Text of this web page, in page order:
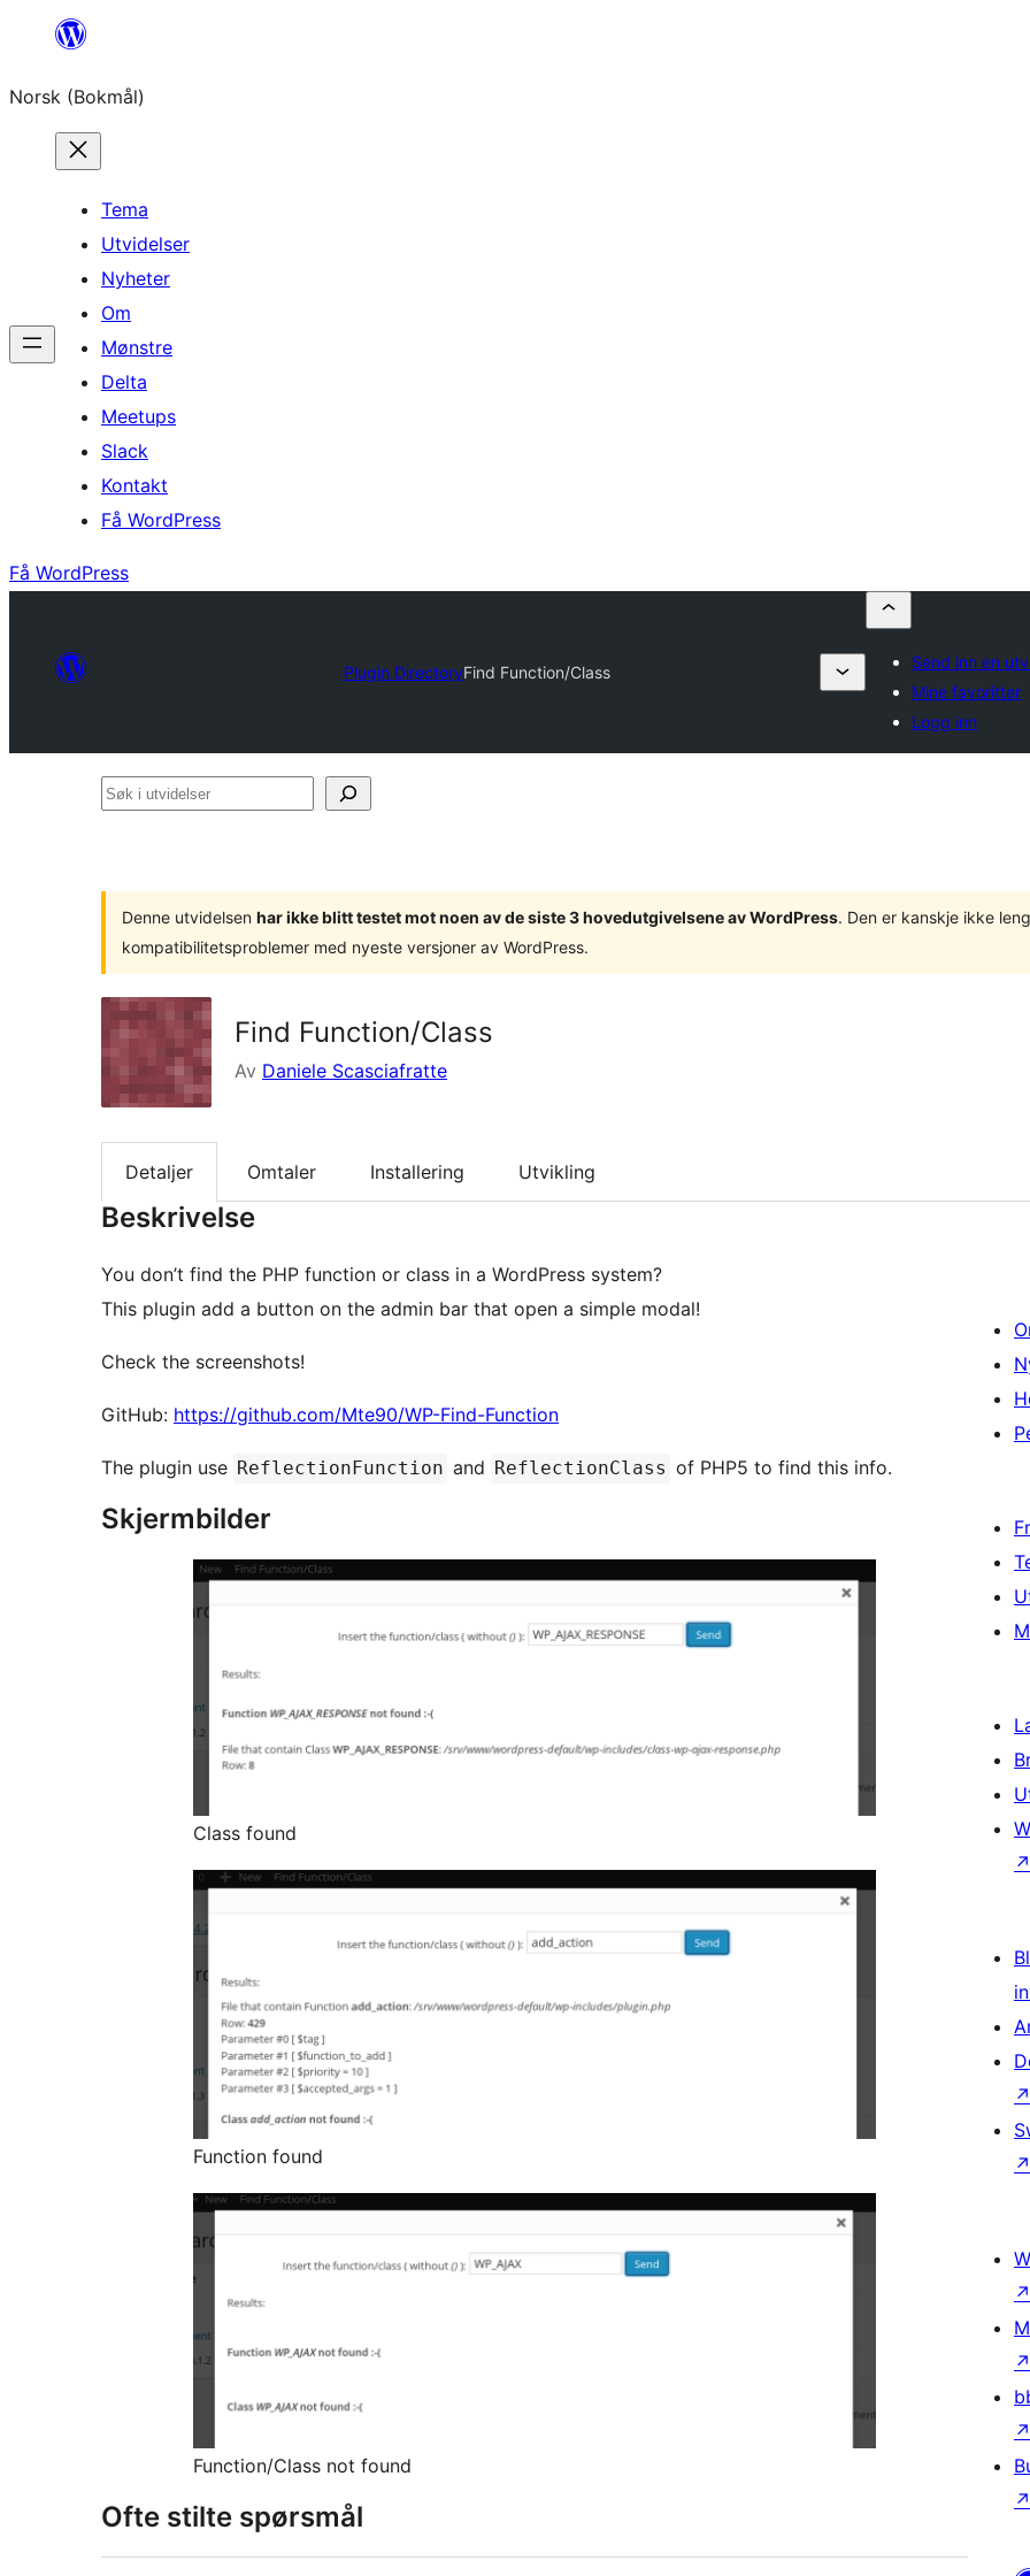
Hopp
innhold
Norsk (Bokmål)
Tema
Utvidelser
Nyheter
Om
Mønstre
Delta
Meetups
Slack
Kontakt
Få WordPress
Få WordPress
Plugin DirectoryFind Function/Class
Send inn en
Mine favoritter
Logg inn
Søk
Denne utvidelsen har ikke blitt testet mot noen av de siste 3 hovedutgivelsene av WordPress. Den er kanskje ikke
kompatibilitetsproblemer med nyeste versjoner av WordPress.
Find Function/Class
Av Daniele Scasciafratte
Detaljer Omtaler Installering Utvikling
Beskrivelse
You don’t find the PHP function or class in a WordPress system?
This plugin add a button on the admin bar that open a simple modal!
Check the screenshots!
GitHub: https://github.com/Mte90/WP-Find-Function
The plugin use ReflectionFunction and ReflectionClass of PHP5 to find this info.
Skjermbilder
Class found
Function found
Function/Class not found
Ofte stilte spørsmål
↗
↗
↗
↗
↗
↗
↗